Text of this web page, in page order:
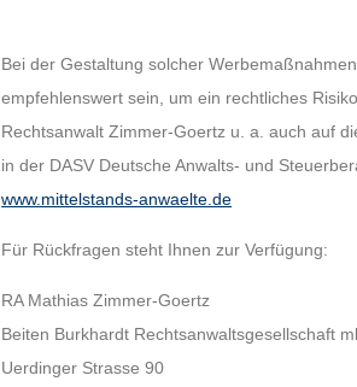
Bei der Gestaltung solcher
empfehlenswert sein, um ein rechtliches
Rechtsanwalt Zimmer-Goertz u. a. auch auf
in der DASV Deutsche Anwalts- und
www.mittelstands-anwaelte.de
Für Rückfragen steht Ihnen zur Verfügung:
RA Mathias Zimmer-Goertz
Beiten Burkhardt Rechtsanwaltsgesellschaft
Uerdinger Strasse 90